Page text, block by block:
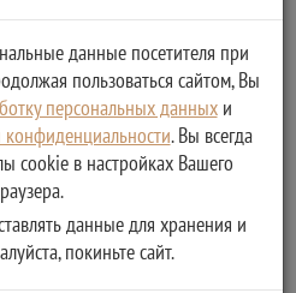
данные посетителя при
пользоваться сайтом, Вы
персональных данныхи
конфиденциальности. Вы всегда
cookie в настройках Вашего
данные для хранения и
покиньте сайт.